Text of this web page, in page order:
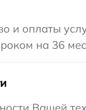
и оплаты
на 36